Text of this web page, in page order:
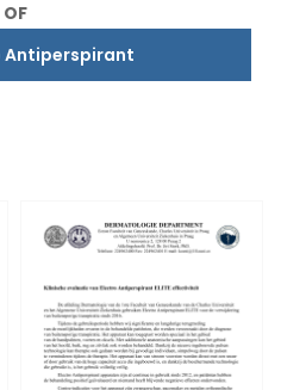
OF
Antiperspirant